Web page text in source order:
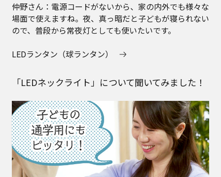
仲野さん：電源コードがないから、家の内外でも様々な
場面で使えますね。夜、真っ暗だと子どもが寝られない
ので、普段から常夜灯としても使いたいです。
LEDランタン（球ランタン）
「LEDネックライト」について聞いてみました！